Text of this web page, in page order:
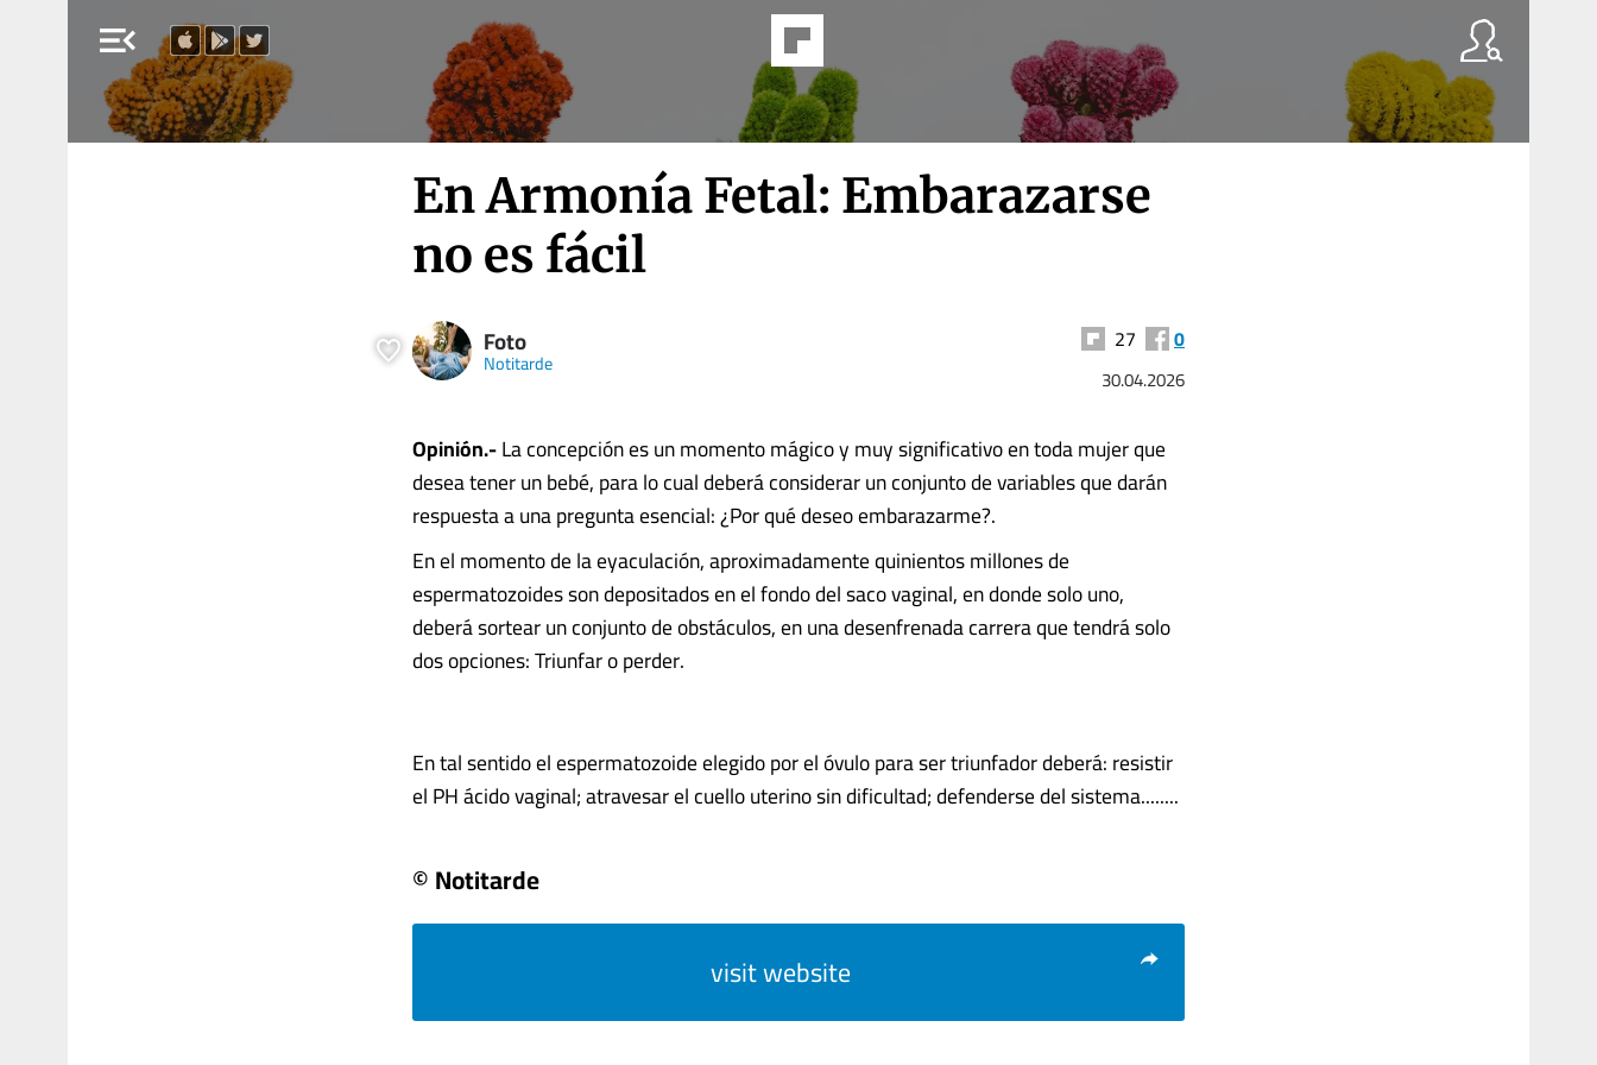
menu_open
En Armonía Fetal: Embarazarse
no es fácil
Foto
Notitarde
27 0
30.04.2026
Opinión.-La concepción es un momento mágico y muy significativo en toda mujer que
desea tener un bebé, para lo cual deberá considerar un conjunto de variables que darán
respuesta a una pregunta esencial: ¿Por qué deseo embarazarme?.
En el momento de la eyaculación, aproximadamente quinientos millones de
espermatozoides son depositados en el fondo del saco vaginal, en donde solo uno,
deberá sortear un conjunto de obstáculos, en una desenfrenada carrera que tendrá solo
dos opciones: Triunfar o perder.
En tal sentido el espermatozoide elegido por el óvulo para ser triunfador deberá: resistir
el PH ácido vaginal; atravesar el cuello uterino sin dificultad; defenderse del sistema........
© Notitarde
visit website